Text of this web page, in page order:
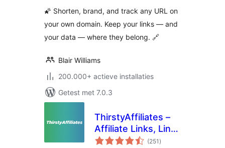
Cloaking, Tracking
& Branded Short
Links
🌠 Shorten, brand, and track any URL on
your own domain. Keep your links — and
your data — where they belong. 🔗
Blair Williams
200.000+ actieve installaties
Getest met 7.0.3
ThirstyAffiliates –
Affiliate Links, Link
Branding, Link
(251 totaal
waarderingen
)